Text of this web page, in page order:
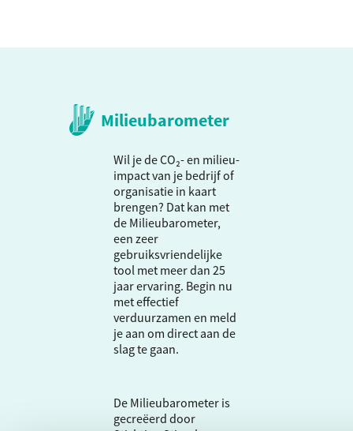
Milieubarometer
Wil je de CO₂- en milieu-
impact van je bedrijf of
organisatie in kaart
brengen? Dat kan met
de Milieubarometer,
een zeer
gebruiksvriendelijke
tool met meer dan 25
jaar ervaring. Begin nu
met effectief
verduurzamen en meld
je aan om direct aan de
slag te gaan.
De Milieubarometer is
gecreëerd door